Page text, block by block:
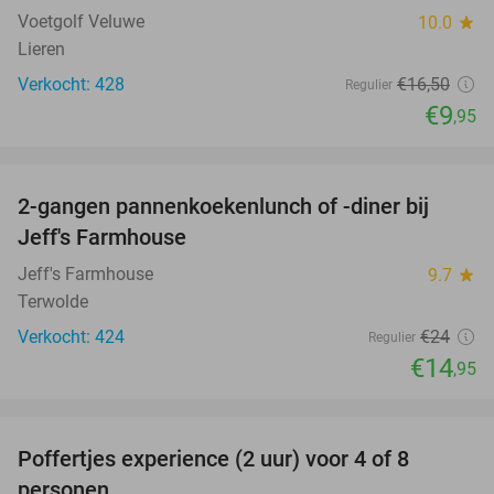
Voetgolf Veluwe 10.0 star
Lieren
Verkocht: 428
Regulier €16,50
€9,95
38%
2-gangen pannenkoekenlunch of -diner bij
Jeff's Farmhouse
Jeff's Farmhouse 9.7 star
Terwolde
Verkocht: 424
Regulier €24
€14,95
Poffertjes experience (2 uur) voor 4 of 8